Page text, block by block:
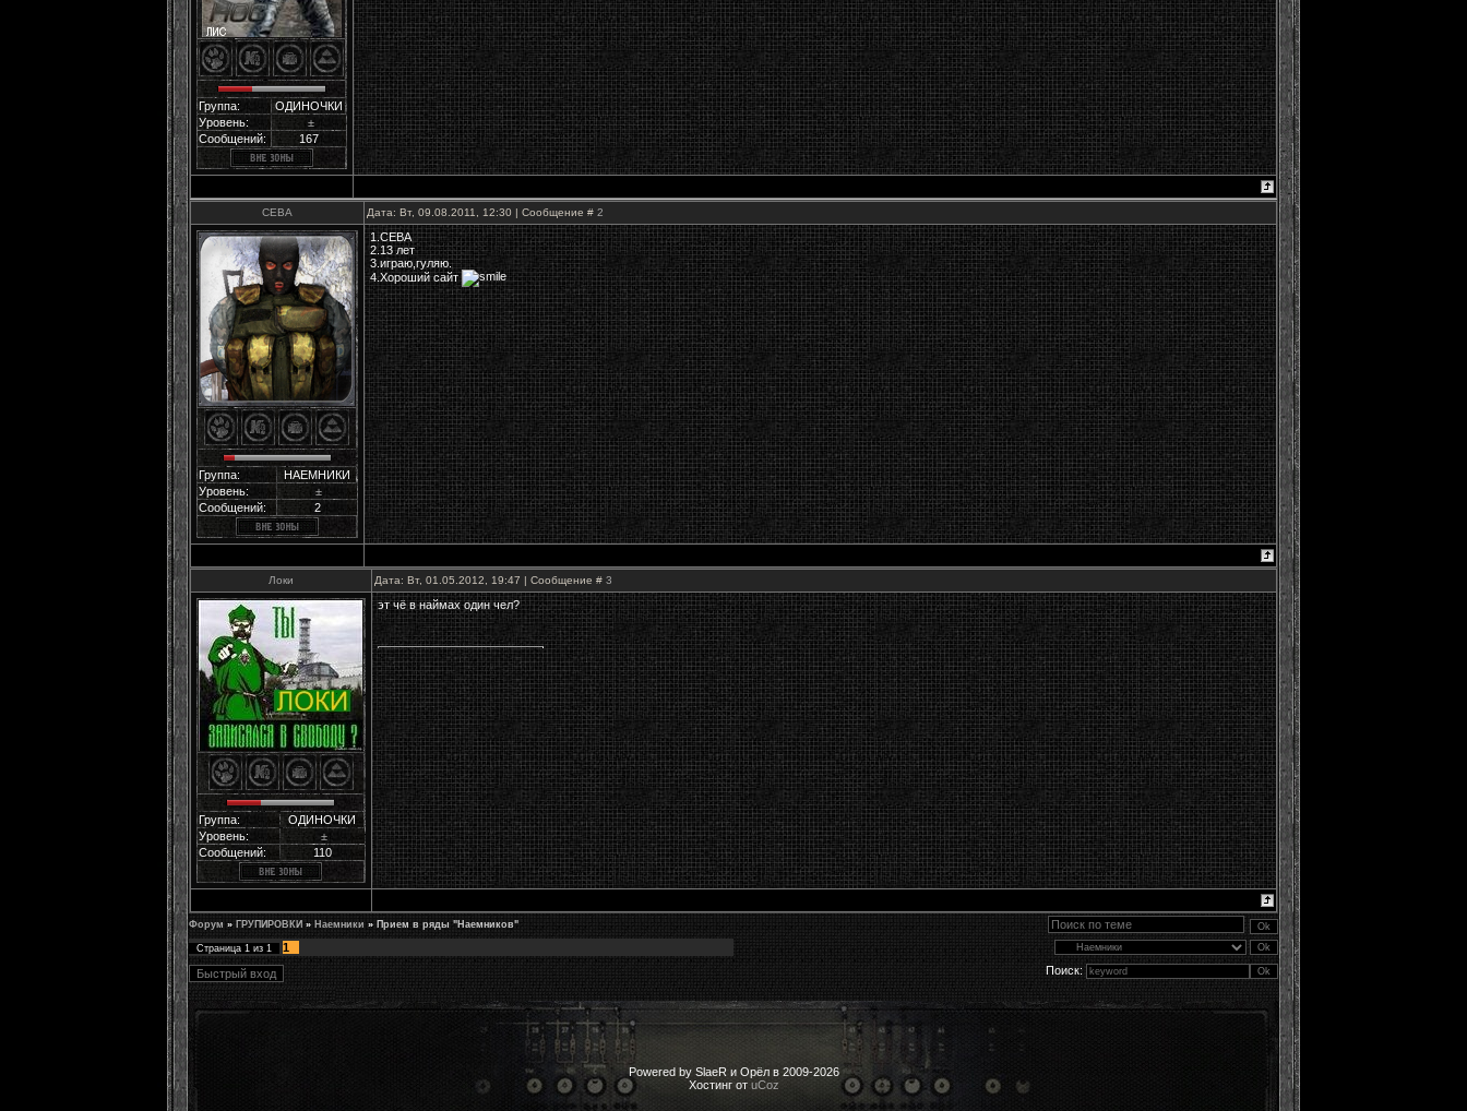
Группа:
ОДИНОЧКИ
Уровень:
±
Сообщений:
167
СЕВА Дата: Вт, 09.08.2011, 12:30 | Сообщение # 2
Группа:
НАЕМНИКИ
Уровень:
±
Сообщений:
2
1.СЕВА
2.13 лет
3.играю,гуляю.
4.Хороший сайт
Локи Дата: Вт, 01.05.2012, 19:47 | Сообщение # 3
Группа:
ОДИНОЧКИ
Уровень:
±
Сообщений:
110
эт чё в наймах один чел?
Форум » ГРУПИРОВКИ » Наемники » Прием в ряды "Наемников"
Страница 1 из 1
1
Поиск:
Powered by SlaeR и Орёл в 2009-2026
Хостинг от uCoz